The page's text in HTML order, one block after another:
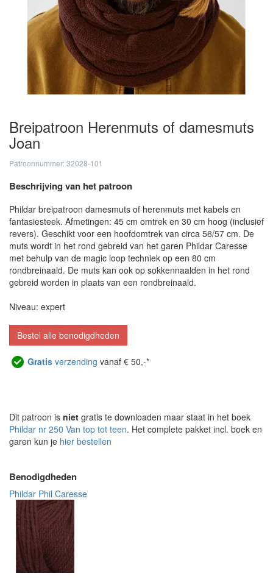
Breipatroon Herenmuts of damesmuts
Joan
Patroonnummer: 32028-101
Beschrijving van het patroon
Phildar breipatroon damesmuts of herenmuts met kabels en
fantasiesteek. Afmetingen: 45 cm omtrek en 30 cm hoog (inclusief
revers). Geschikt voor een hoofdomtrek van circa 56/57 cm. De
muts wordt in het rond gebreid van het garen Phildar Caresse
met behulp van de magic loop techniek op een 80 cm
rondbreinaald. De muts kan ook op sokkennaalden in het rond
gebreid worden in plaats van een rondbreinaald.
Niveau: expert
Bestel alle benodigdheden
Gratis verzending vanaf € 50,-*
Dit patroon is niet gratis te downloaden maar staat in het boek
Phildar nr 250 Van top tot teen. Het complete pakket incl. boek en
garen kun je hier bestellen
Benodigdheden
Phildar Phil Caresse